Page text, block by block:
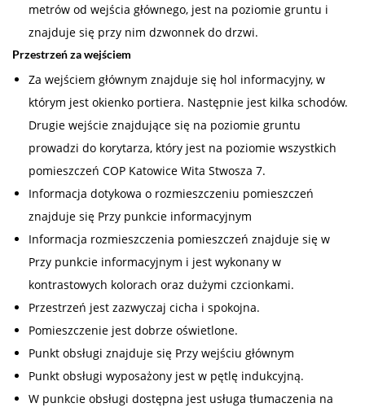
metrów od wejścia głównego, jest na poziomie gruntu i
znajduje się przy nim dzwonnek do drzwi.
Przestrzeń za wejściem
Za wejściem głównym znajduje się hol informacyjny, w
którym jest okienko portiera. Następnie jest kilka schodów.
Drugie wejście znajdujące się na poziomie gruntu
prowadzi do korytarza, który jest na poziomie wszystkich
pomieszczeń COP Katowice Wita Stwosza 7.
Informacja dotykowa o rozmieszczeniu pomieszczeń
znajduje się Przy punkcie informacyjnym
Informacja rozmieszczenia pomieszczeń znajduje się w
Przy punkcie informacyjnym i jest wykonany w
kontrastowych kolorach oraz dużymi czcionkami.
Przestrzeń jest zazwyczaj cicha i spokojna.
Pomieszczenie jest dobrze oświetlone.
Punkt obsługi znajduje się Przy wejściu głównym
Punkt obsługi wyposażony jest w pętlę indukcyjną.
W punkcie obsługi dostępna jest usługa tłumaczenia na